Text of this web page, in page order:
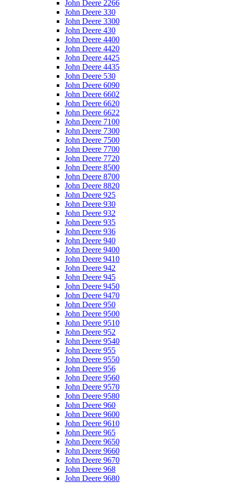
John Deere 2266
John Deere 330
John Deere 3300
John Deere 430
John Deere 4400
John Deere 4420
John Deere 4425
John Deere 4435
John Deere 530
John Deere 6090
John Deere 6602
John Deere 6620
John Deere 6622
John Deere 7100
John Deere 7300
John Deere 7500
John Deere 7700
John Deere 7720
John Deere 8500
John Deere 8700
John Deere 8820
John Deere 925
John Deere 930
John Deere 932
John Deere 935
John Deere 936
John Deere 940
John Deere 9400
John Deere 9410
John Deere 942
John Deere 945
John Deere 9450
John Deere 9470
John Deere 950
John Deere 9500
John Deere 9510
John Deere 952
John Deere 9540
John Deere 955
John Deere 9550
John Deere 956
John Deere 9560
John Deere 9570
John Deere 9580
John Deere 960
John Deere 9600
John Deere 9610
John Deere 965
John Deere 9650
John Deere 9660
John Deere 9670
John Deere 968
John Deere 9680